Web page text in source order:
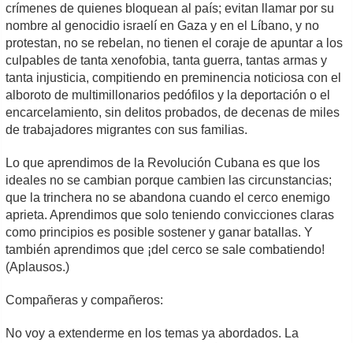
crímenes de quienes bloquean al país; evitan llamar por su
nombre al genocidio israelí en Gaza y en el Líbano, y no
protestan, no se rebelan, no tienen el coraje de apuntar a los
culpables de tanta xenofobia, tanta guerra, tantas armas y
tanta injusticia, compitiendo en preminencia noticiosa con el
alboroto de multimillonarios pedófilos y la deportación o el
encarcelamiento, sin delitos probados, de decenas de miles
de trabajadores migrantes con sus familias.
Lo que aprendimos de la Revolución Cubana es que los
ideales no se cambian porque cambien las circunstancias;
que la trinchera no se abandona cuando el cerco enemigo
aprieta. Aprendimos que solo teniendo convicciones claras
como principios es posible sostener y ganar batallas. Y
también aprendimos que ¡del cerco se sale combatiendo!
(Aplausos.)
Compañeras y compañeros:
No voy a extenderme en los temas ya abordados. La